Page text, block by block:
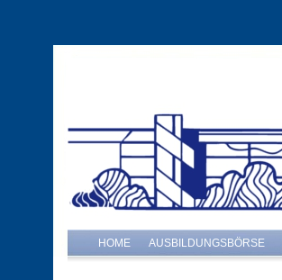
HOME AUSBILDUNGSBÖRSE